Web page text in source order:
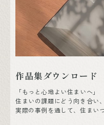
作品集ダウンロード
「もっと心地よい住まいへ」
住まいの課題にどう向き合い
実際の事例を通して、住まい